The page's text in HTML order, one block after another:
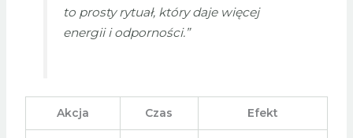
to prosty rytuał, który daje więcej
energii i odporności.”
Akcja Czas Efekt